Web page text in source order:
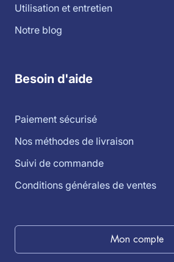
Utilisation et entretien
Notre blog
Besoin d'aide
Paiement sécurisé
Nos méthodes de livraison
Suivi de commande
Conditions générales de ventes
Mon compte